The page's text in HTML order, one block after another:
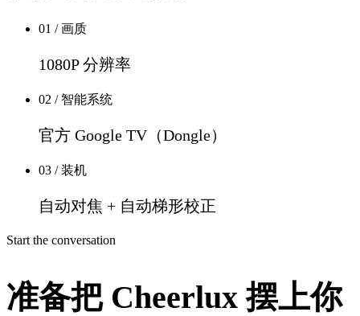
01 / 画质
1080P 分辨率
02 / 智能系统
官方 Google TV（Dongle）
03 / 装机
自动对焦 + 自动梯形校正
Start the conversation
准备把 Cheerlux 摆上你